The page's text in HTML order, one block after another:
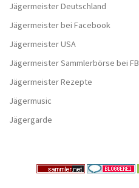
Jägermeister Deutschland
Jägermeister bei Facebook
Jägermeister USA
Jägermeister Sammlerbörse bei FB
Jägermeister Rezepte
Jägermusic
Jägergarde